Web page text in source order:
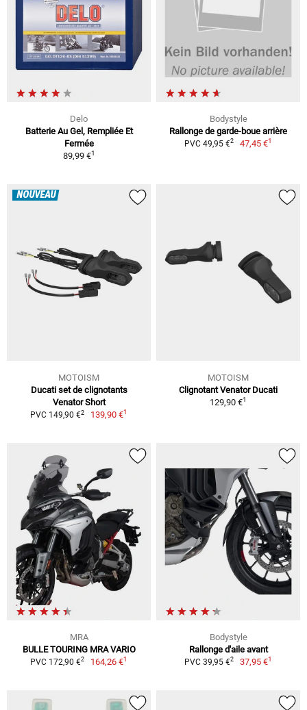
Delo
Batterie Au Gel, Rempliée Et
Fermée
89,99 €1
Bodystyle
Rallonge de garde-boue arrière
PVC 49,95 €2 47,45 €1
NOUVEAU
MOTOISM
Ducati set de clignotants
Venator Short
PVC 149,90 €2 139,90 €1
MOTOISM
Clignotant Venator Ducati
129,90 €1
MRA
BULLE TOURING MRA VARIO
PVC 172,90 €2 164,26 €1
Bodystyle
Rallonge d'aile avant
PVC 39,95 €2 37,95 €1